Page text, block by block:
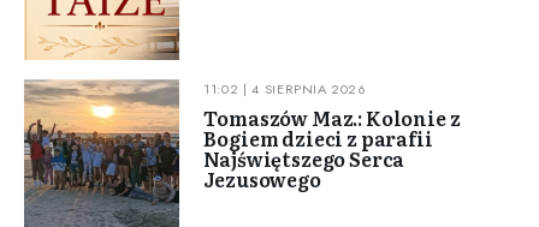
11:02 | 4 SIERPNIA 2026
Tomaszów Maz.: Kolonie z
Bogiem dzieci z parafii
Najświętszego Serca
Jezusowego